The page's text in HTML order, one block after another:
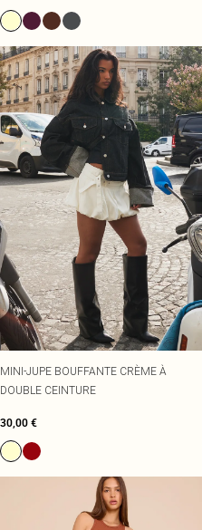
MINI-JUPE BOUFFANTE CRÈME À
DOUBLE CEINTURE
30,00 €